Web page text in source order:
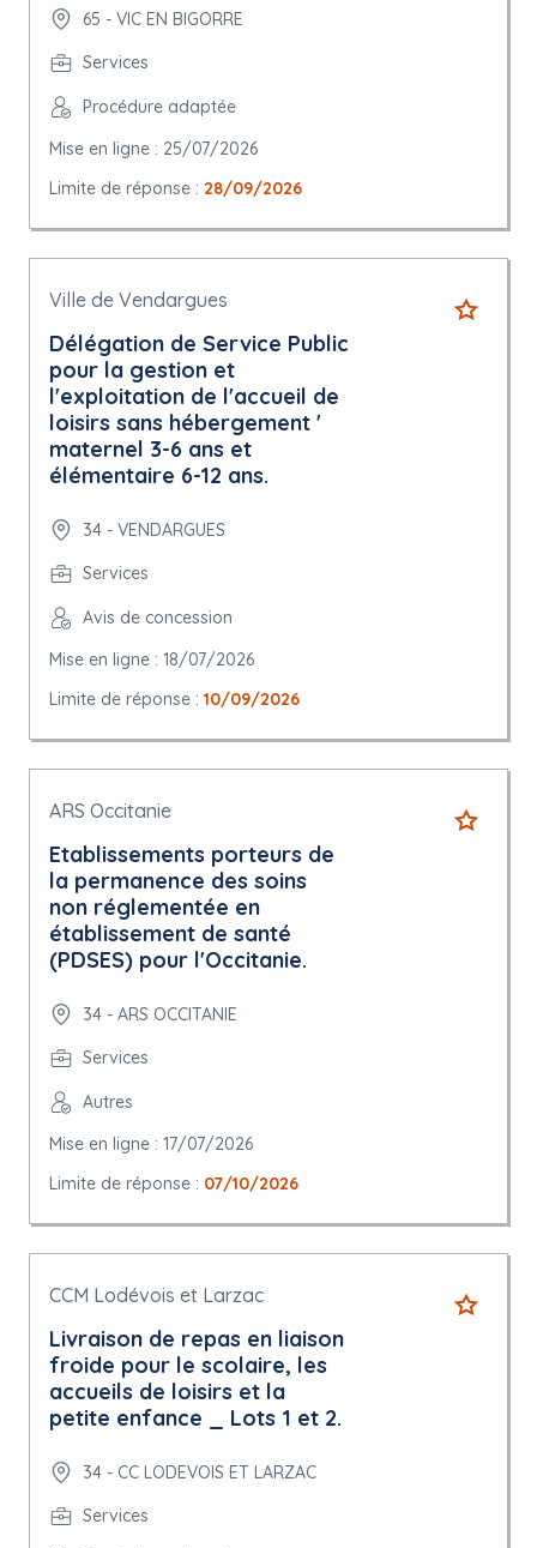
65 - VIC EN BIGORRE
Services
Procédure adaptée
Mise en ligne : 25/07/2026
Limite de réponse : 28/09/2026
Ville de Vendargues
Délégation de Service Public
pour la gestion et
l'exploitation de l'accueil de
loisirs sans hébergement '
maternel 3-6 ans et
élémentaire 6-12 ans.
34 - VENDARGUES
Services
Avis de concession
Mise en ligne : 18/07/2026
Limite de réponse : 10/09/2026
ARS Occitanie
Etablissements porteurs de
la permanence des soins
non réglementée en
établissement de santé
(PDSES) pour l'Occitanie.
34 - ARS OCCITANIE
Services
Autres
Mise en ligne : 17/07/2026
Limite de réponse : 07/10/2026
CCM Lodévois et Larzac
Livraison de repas en liaison
froide pour le scolaire, les
accueils de loisirs et la
petite enfance _ Lots 1 et 2.
34 - CC LODEVOIS ET LARZAC
Services